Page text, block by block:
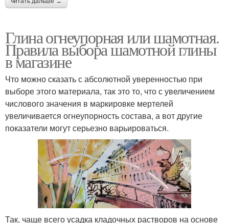
Глина огнеупорная или шамотная.
Правила выбора шамотной глины
в магазине
Что можно сказать с абсолютной уверенностью при
выборе этого материала, так это то, что с увеличением
числового значения в маркировке мертелей
увеличивается огнеупорность состава, а вот другие
показатели могут серьезно варьироваться.
Так, чаще всего усадка кладочных растворов на основе